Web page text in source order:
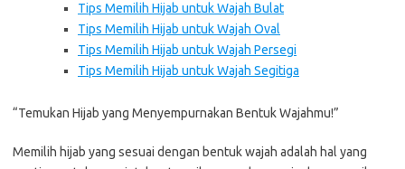
Tips Memilih Hijab untuk Wajah Bulat
Tips Memilih Hijab untuk Wajah Oval
Tips Memilih Hijab untuk Wajah Persegi
Tips Memilih Hijab untuk Wajah Segitiga
“Temukan Hijab yang Menyempurnakan Bentuk Wajahmu!”
Memilih hijab yang sesuai dengan bentuk wajah adalah hal yang